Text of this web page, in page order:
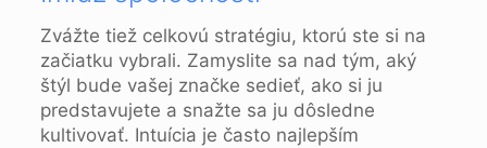
Zvážte tiež celkovú stratégiu, ktorú ste si na
začiatku vybrali. Zamyslite sa nad tým, aký
štýl bude vašej značke sedieť, ako si ju
predstavujete a snažte sa ju dôsledne
kultivovať. Intuícia je často najlepším